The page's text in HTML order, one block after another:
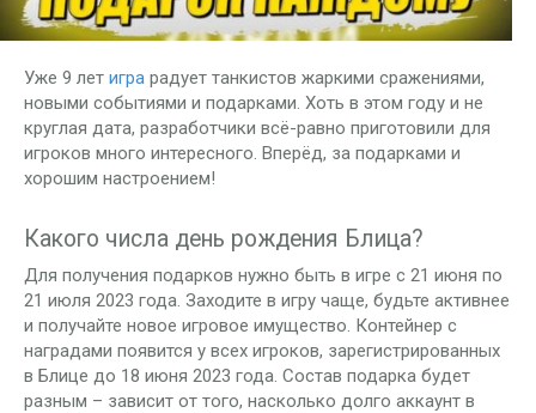
Уже 9 лет игра радует танкистов жаркими сражениями,
новыми событиями и подарками. Хоть в этом году и не
круглая дата, разработчики всё-равно приготовили для
игроков много интересного. Вперёд, за подарками и
хорошим настроением!
Какого числа день рождения Блица?
Для получения подарков нужно быть в игре с 21 июня по
21 июля 2023 года. Заходите в игру чаще, будьте активнее
и получайте новое игровое имущество. Контейнер с
наградами появится у всех игроков, зарегистрированных
в Блице до 18 июня 2023 года. Состав подарка будет
разным – зависит от того, насколько долго аккаунт в